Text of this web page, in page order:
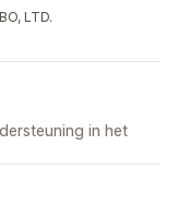
LTD.
in het